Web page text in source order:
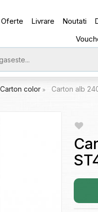
Oferte Livrare Noutati
color Carton alb